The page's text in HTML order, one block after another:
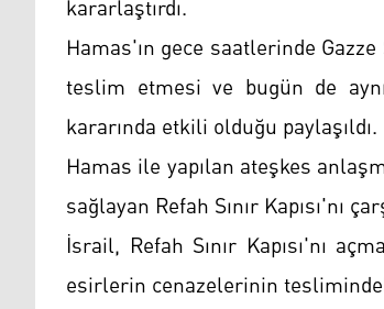
kararlaştırdı.
Hamas'ın gece saatlerinde
teslim etmesi ve bugün de
kararında etkili olduğu paylaşıldı.
Hamas ile yapılan ateşkes
sağlayan Refah Sınır Kapısı'nı
İsrail, Refah Sınır Kapısı'nı
esirlerin cenazelerinin